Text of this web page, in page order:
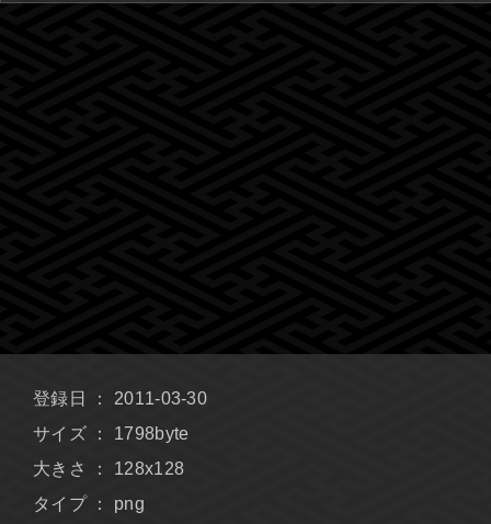
登録日 ： 2011-03-30
サイズ ： 1798byte
大きさ ： 128x128
タイプ ： png